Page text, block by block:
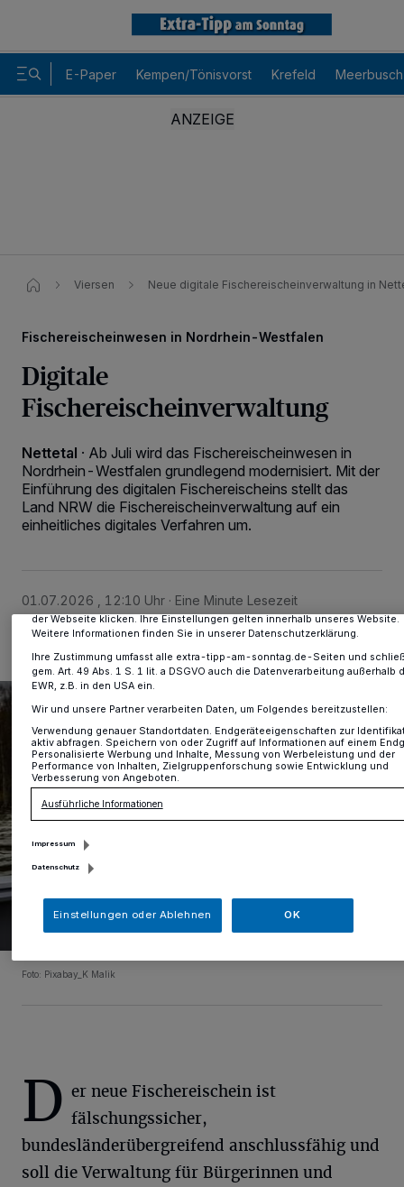
E-Paper Kempen/Tönisvorst Krefeld Meerbusch
Viersen Neue digitale Fischereischeinverwaltung in
Fischereischeinwesen in Nordrhein-Westfalen
Digitale
Fischereischeinverwaltung
Nettetal · Ab Juli wird das Fischereischeinwesen in
Nordrhein-Westfalen grundlegend modernisiert. Mit der
Einführung des digitalen Fischereischeins stellt das
Land NRW die Fischereischeinverwaltung auf ein
einheitliches digitales Verfahren um.
01.07.2026 , 12:10 Uhr Eine Minute Lesezeit
Foto: Pixabay_K Malik
D er neue Fischereischein ist
fälschungssicher,
bundesländerübergreifend anschlussfähig und
soll die Verwaltung für Bürgerinnen und
Wir und unsere218-Partner speichern und greifen auf personenbezogene
wie Browserdaten oder eindeutige Kennungen auf Ihrem Gerät zu. Durch
von OK aktivieren Sie Tracking-Technologien für die unter „Wir und unsere
widerrufen, indem Sie auf den Link Einstellungen oder Ablehnen am unteren
der Webseite klicken. Ihre Einstellungen gelten innerhalb unseres Website.
Weitere Informationen finden Sie in unserer Datenschutzerklärung.
Ihre Zustimmung umfasst alle extra-tipp-am-sonntag.de-Seiten und
gem. Art. 49 Abs. 1 S. 1 lit. a DSGVO auch die Datenverarbeitung außerhalb
EWR, z.B. in den USA ein.
Wir und unsere Partner verarbeiten Daten, um Folgendes bereitzustellen:
Verwendung genauer Standortdaten. Endgeräteeigenschaften zur
aktiv abfragen. Speichern von oder Zugriff auf Informationen auf einem
Personalisierte Werbung und Inhalte, Messung von Werbeleistung und der
Performance von Inhalten, Zielgruppenforschung sowie Entwicklung und
Verbesserung von Angeboten.
Ausführliche Informationen
Impressum
Datenschutz
Einstellungen oder Ablehnen OK